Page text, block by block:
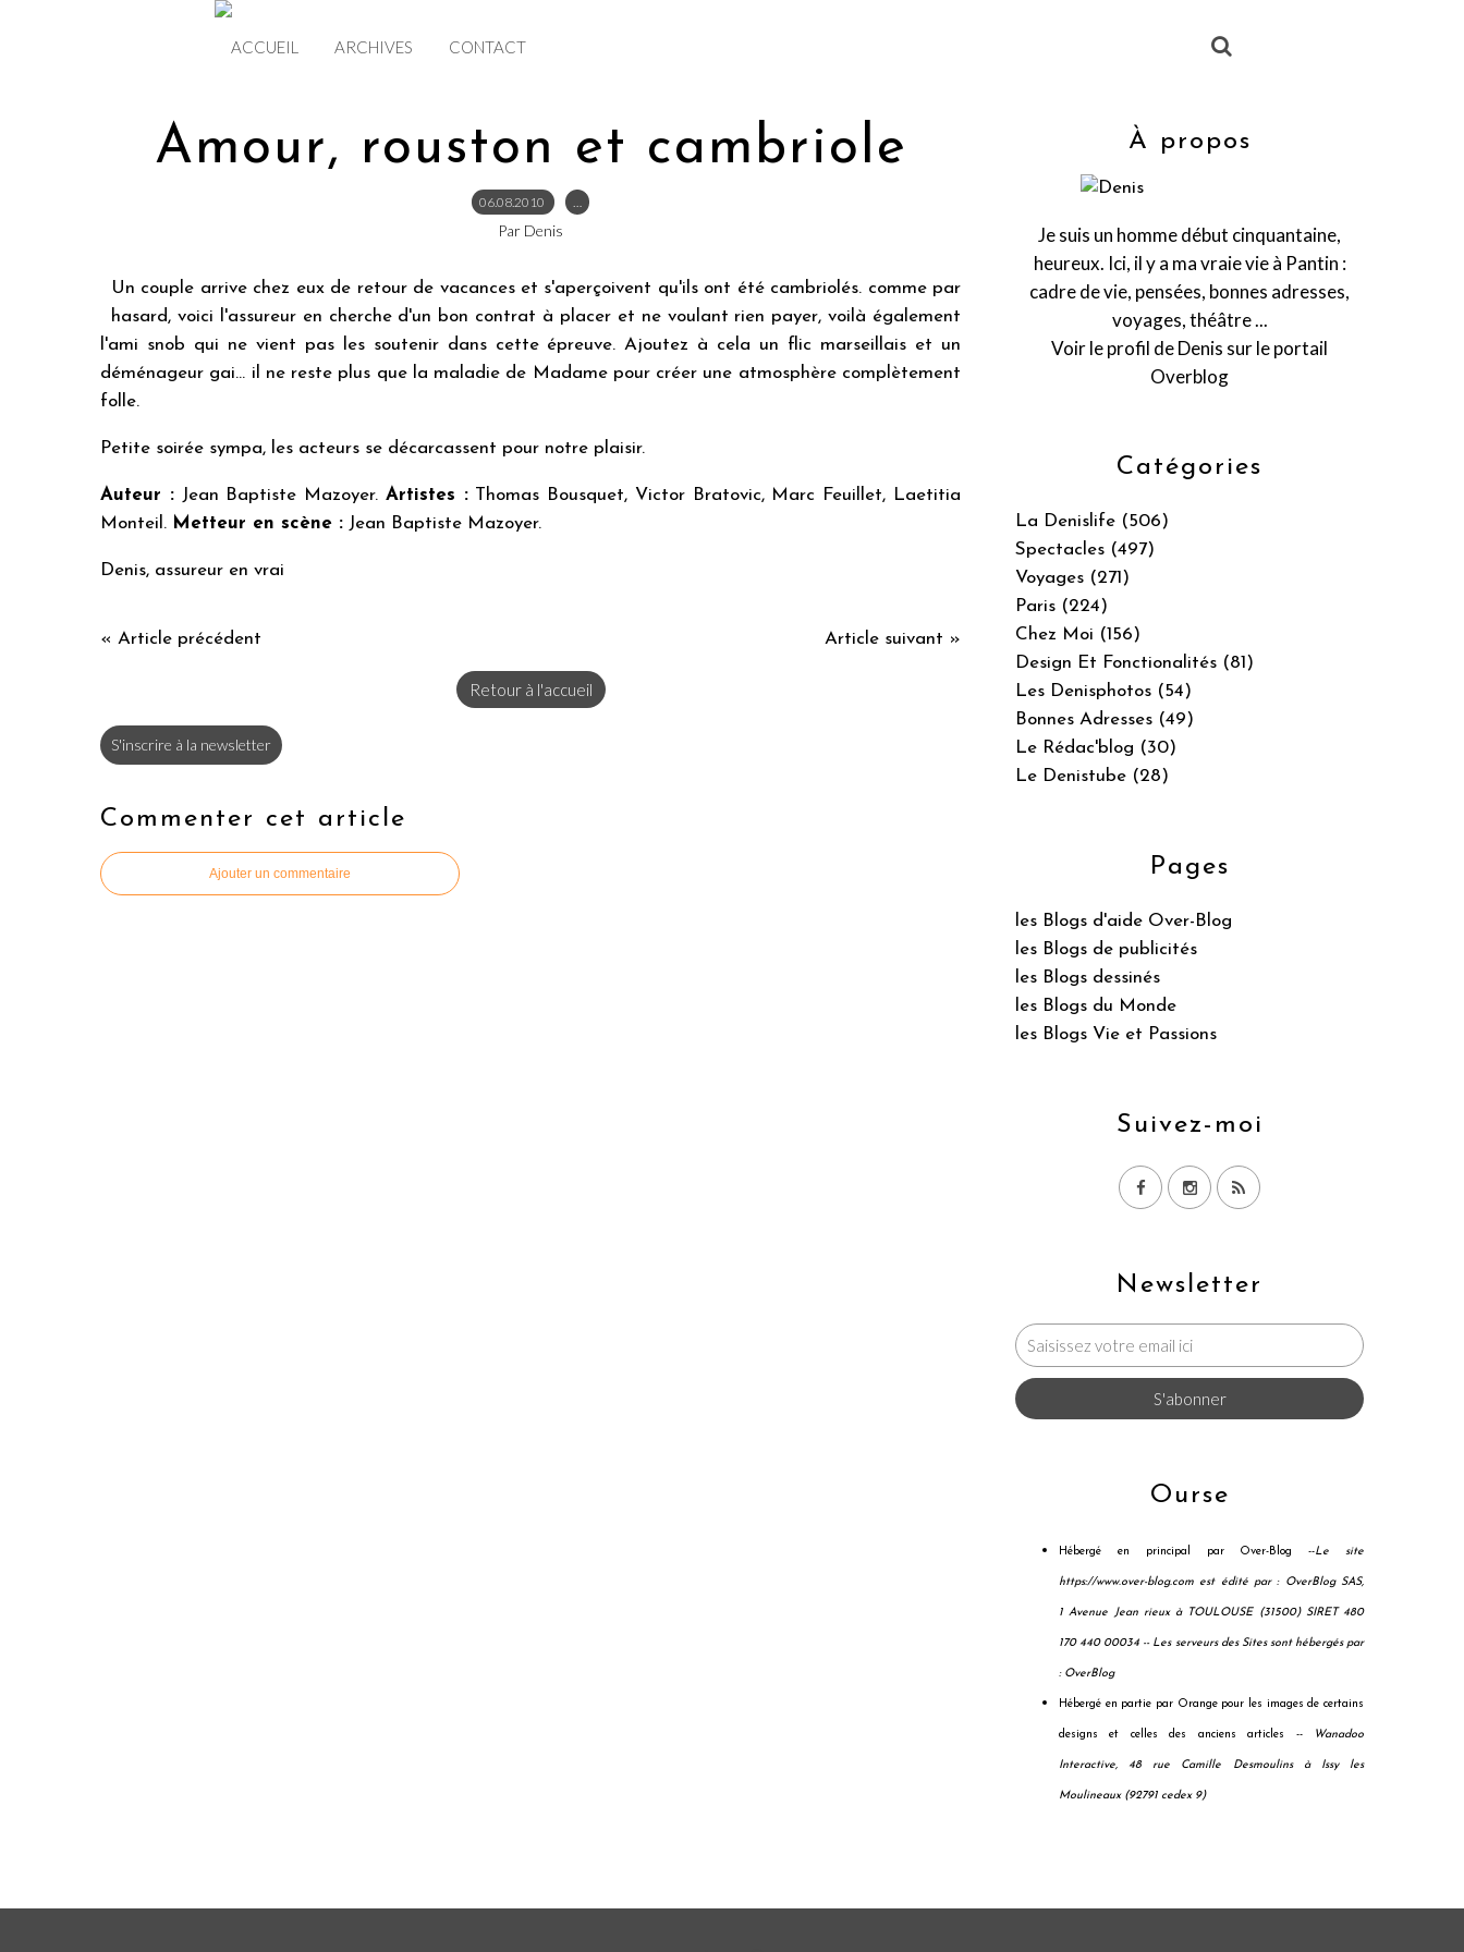
ACCUEIL ARCHIVES CONTACT
Amour, rouston et cambriole
06.08.2010 …
Par Denis
Un couple arrive chez eux de retour de vacances et s'aperçoivent qu'ils ont été cambriolés. comme par
hasard, voici l'assureur en cherche d'un bon contrat à placer et ne voulant rien payer, voilà également
l'ami snob qui ne vient pas les soutenir dans cette épreuve. Ajoutez à cela un flic marseillais et un
déménageur gai... il ne reste plus que la maladie de Madame pour créer une atmosphère complètement
folle.
Petite soirée sympa, les acteurs se décarcassent pour notre plaisir.
Auteur :Jean Baptiste Mazoyer. Artistes :Thomas Bousquet, Victor Bratovic, Marc Feuillet, Laetitia
Monteil. Metteur en scène : Jean Baptiste Mazoyer.
Denis, assureur en vrai
« Article précédent Article suivant »
Retour à l'accueil
S'inscrire à la newsletter
Commenter cet article
Ajouter un commentaire
Newsletter
Catégories
La Denislife (506)
Spectacles (497)
Voyages (271)
Paris (224)
Chez Moi (156)
Design Et Fonctionalités (81)
Les Denisphotos (54)
Bonnes Adresses (49)
Le Rédac'blog (30)
Le Denistube (28)
Pages
les Blogs d'aide Over-Blog
les Blogs de publicités
les Blogs dessinés
les Blogs du Monde
les Blogs Vie et Passions
Suivez-moi
À propos
Je suis un homme début cinquantaine,
heureux. Ici, il y a ma vraie vie à Pantin :
cadre de vie, pensées, bonnes adresses,
voyages, théâtre ...
Voir le profil deDenis sur le portail
Overblog
Ourse
Hébergé en principal par Over-Blog --Le site
https://www.over-blog.com est édité par : OverBlog SAS,
1 Avenue Jean rieux à TOULOUSE (31500) SIRET 480
170 440 00034 -- Les serveurs des Sites sont hébergés par
: OverBlog
Hébergé en partie par Orange pour les images de certains
designs et celles des anciens articles -- Wanadoo
Interactive, 48 rue Camille Desmoulins à Issy les
Moulineaux (92791 cedex 9)